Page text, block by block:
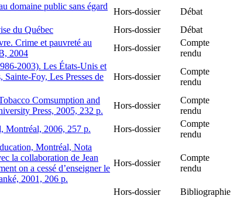
domaine public sans égard
Hors-dossier
Débat
du Québec Hors-dossier
Débat
Crime et pauvreté au
2004
Hors-dossier
Compte
rendu
2003). Les États-Unis et
Sainte-Foy, Les Presses de
Hors-dossier
Compte
rendu
Comsumption and
Press, 2005, 232 p.
Hors-dossier
Compte
rendu
Montréal, 2006, 257 p. Hors-dossier
Compte
rendu
Montréal, Nota
la collaboration de Jean
on a cessé d’enseigner le
2001, 206 p.
Hors-dossier
Compte
rendu
Hors-dossier Bibliographie